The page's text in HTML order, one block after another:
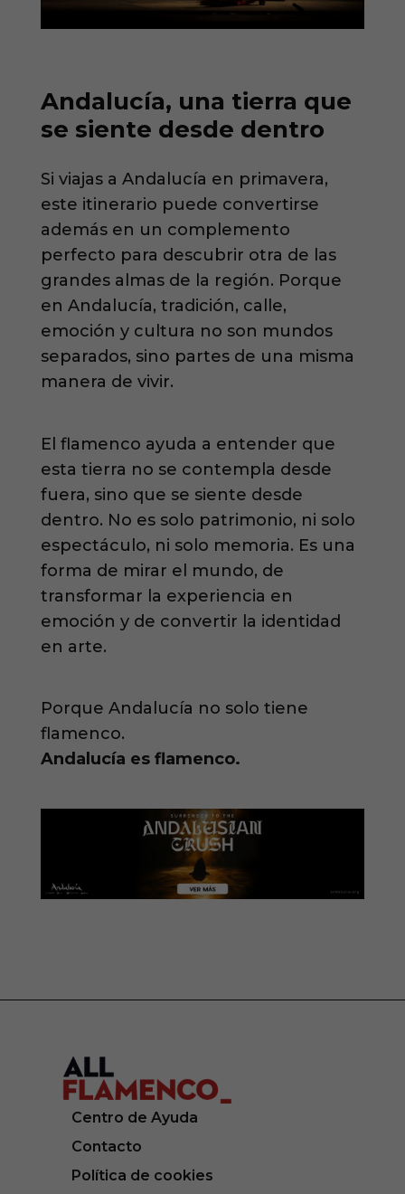
Andalucía, una tierra que
se siente desde dentro
Si viajas a Andalucía en primavera,
este itinerario puede convertirse
además en un complemento
perfecto para descubrir otra de las
grandes almas de la región. Porque
en Andalucía, tradición, calle,
emoción y cultura no son mundos
separados, sino partes de una misma
manera de vivir.
El flamenco ayuda a entender que
esta tierra no se contempla desde
fuera, sino que se siente desde
dentro. No es solo patrimonio, ni solo
espectáculo, ni solo memoria. Es una
forma de mirar el mundo, de
transformar la experiencia en
emoción y de convertir la identidad
en arte.
Porque Andalucía no solo tiene
flamenco.
Andalucía es flamenco.
Centro de Ayuda
Contacto
Política de cookies